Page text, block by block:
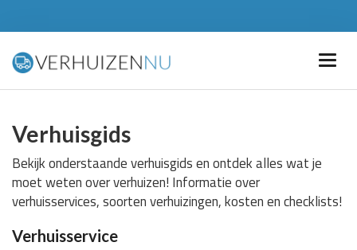
Verhuisgids
Bekijk onderstaande verhuisgids en ontdek alles wat je
moet weten over verhuizen! Informatie over
verhuisservices, soorten verhuizingen, kosten en checklists!
Verhuisservice